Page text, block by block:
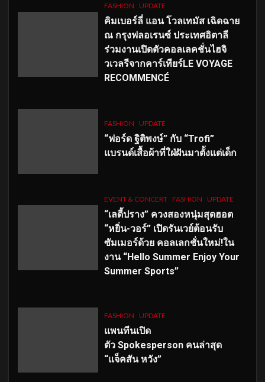
FASHION UPDATE
คิมเบอร์ลี่ แอน โวลเทมัส เฉิดฉาย
ณ กรุงฟลอเรนซ์ ประเทศอิตาลี
ร่วมงานเปิดตัวคอลเลคชั่นไฮจิ
วเวลรีจากคาร์เทียร์LE VOYAGE
RECOMMENCÉ
FASHION UPDATE
“ฟอร์ด ฐิติพงษ์” กับ “Trofi”
แบรนด์เสื้อผ้าที่ใฝ่ฝันมาตั้งแต่เด็ก
EVENT & CONCERT FASHION UPDATE
“เลดี้ปราง” ควงสองหนุ่มสุดฮอต
“หยิ่น-วอร์” เปิดรันเวย์ต้อนรับ
ซัมเมอร์ด้วย คอลเลกชั่นใหม่!ใน
งาน “Hello Summer Enjoy Your
Summer Sports”
FASHION UPDATE
แพนทีนเปิด
ตัว Spokesperson คนล่าสุด
“แจ็คสัน หวัง”